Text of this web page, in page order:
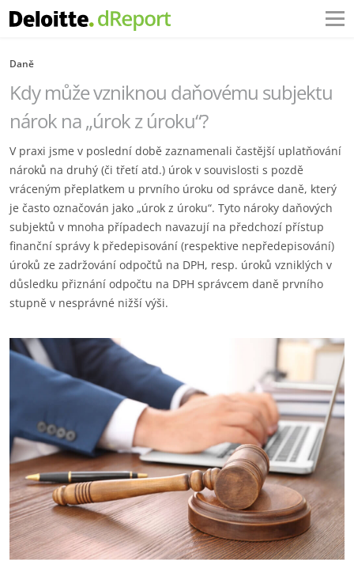
Daně
Kdy může vzniknou daňovému subjektu
nárok na „úrok z úroku“?
V praxi jsme v poslední době zaznamenali častější uplatňování
nároků na druhý (či třetí atd.) úrok v souvislosti s pozdě
vráceným přeplatkem u prvního úroku od správce daně, který
je často označován jako „úrok z úroku“. Tyto nároky daňových
subjektů v mnoha případech navazují na předchozí přístup
finanční správy k předepisování (respektive nepředepisování)
úroků ze zadržování odpočtů na DPH, resp. úroků vzniklých v
důsledku přiznání odpočtu na DPH správcem daně prvního
stupně v nesprávné nižší výši.